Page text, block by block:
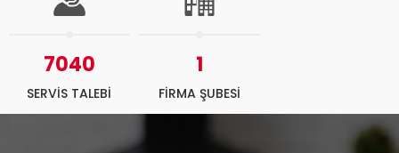
7040
SERVİS TALEBİ
1
FİRMA ŞUBESİ